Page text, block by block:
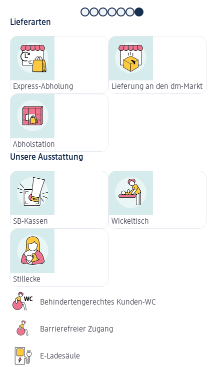
Lieferarten
Express-Abholung Lieferung an den dm-Markt
Abholstation
Unsere Ausstattung
SB-Kassen Wickeltisch
Stillecke
Behindertengerechtes Kunden-WC
Barrierefreier Zugang
E-Ladesäule